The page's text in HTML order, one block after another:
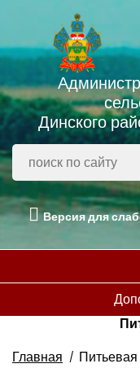
Динского
Версия для
Главная